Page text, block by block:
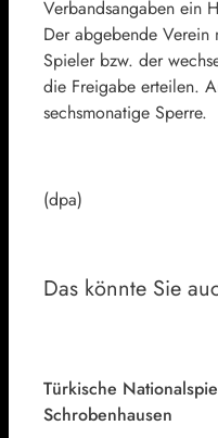
Verbandsangaben ein
Der abgebende Verein
Spieler bzw. der
die Freigabe erteilen.
sechsmonatige Sperre.
(dpa)
Das könnte Sie
Türkische
Schrobenhausen